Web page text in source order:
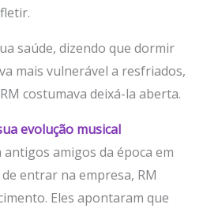
saúde, dizendo que dormir
mais vulnerável a resfriados,
costumava deixá-la aberta.
evolução musical
amigos da época em
entrar na empresa, RM
Eles apontaram que